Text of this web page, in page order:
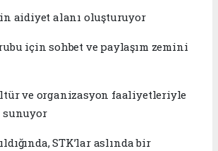
aidiyet alanı oluşturuyor
için sohbet ve paylaşım zemini
ve organizasyon faaliyetleriyle
STK’lar aslında bir